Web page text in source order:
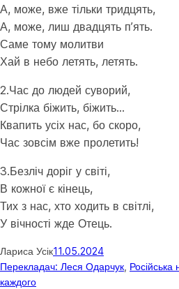
А, може, вже тільки тридцять,
А, може, лиш двадцять п’ять.
Саме тому молитви
Хай в небо летять, летять.
2.Час до людей суворий,
Стрілка біжить, біжить…
Квапить усіх нас, бо скоро,
Час зовсім вже пролетить!
3.Безліч доріг у світі,
В кожної є кінець,
Тих з нас, хто ходить в світлі,
У вічності жде Отець.
Лариса Усік11.05.2024
Перекладач: Леся Одарчук
каждого